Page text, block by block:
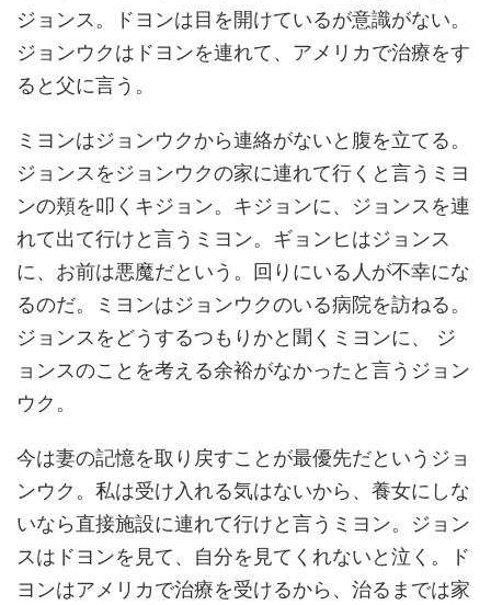
ジョンス。ドヨンは目を開けているが意識がない。
ジョンウクはドヨンを連れて、アメリカで治療をす
ると父に言う。
ミヨンはジョンウクから連絡がないと腹を立てる。
ジョンスをジョンウクの家に連れて行くと言うミヨ
ンの頬を叩くキジョン。キジョンに、ジョンスを連
れて出て行けと言うミヨン。ギョンヒはジョンス
に、お前は悪魔だという。回りにいる人が不幸にな
るのだ。ミヨンはジョンウクのいる病院を訪ねる。
ジョンスをどうするつもりかと聞くミヨンに、 ジ
ョンスのことを考える余裕がなかったと言うジョン
ウク。
今は妻の記憶を取り戻すことが最優先だというジョ
ンウク。私は受け入れる気はないから、養女にしな
いなら直接施設に連れて行けと言うミヨン。ジョン
スはドヨンを見て、自分を見てくれないと泣く。ド
ヨンはアメリカで治療を受けるから、治るまでは家